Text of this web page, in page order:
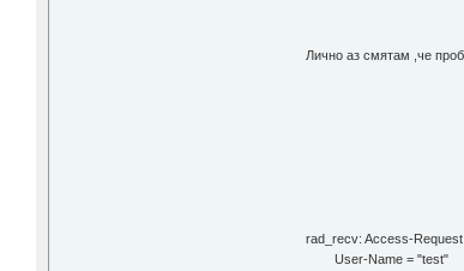
Лично аз смятам ,че
rad_recv: Access-
User-Name = "test"